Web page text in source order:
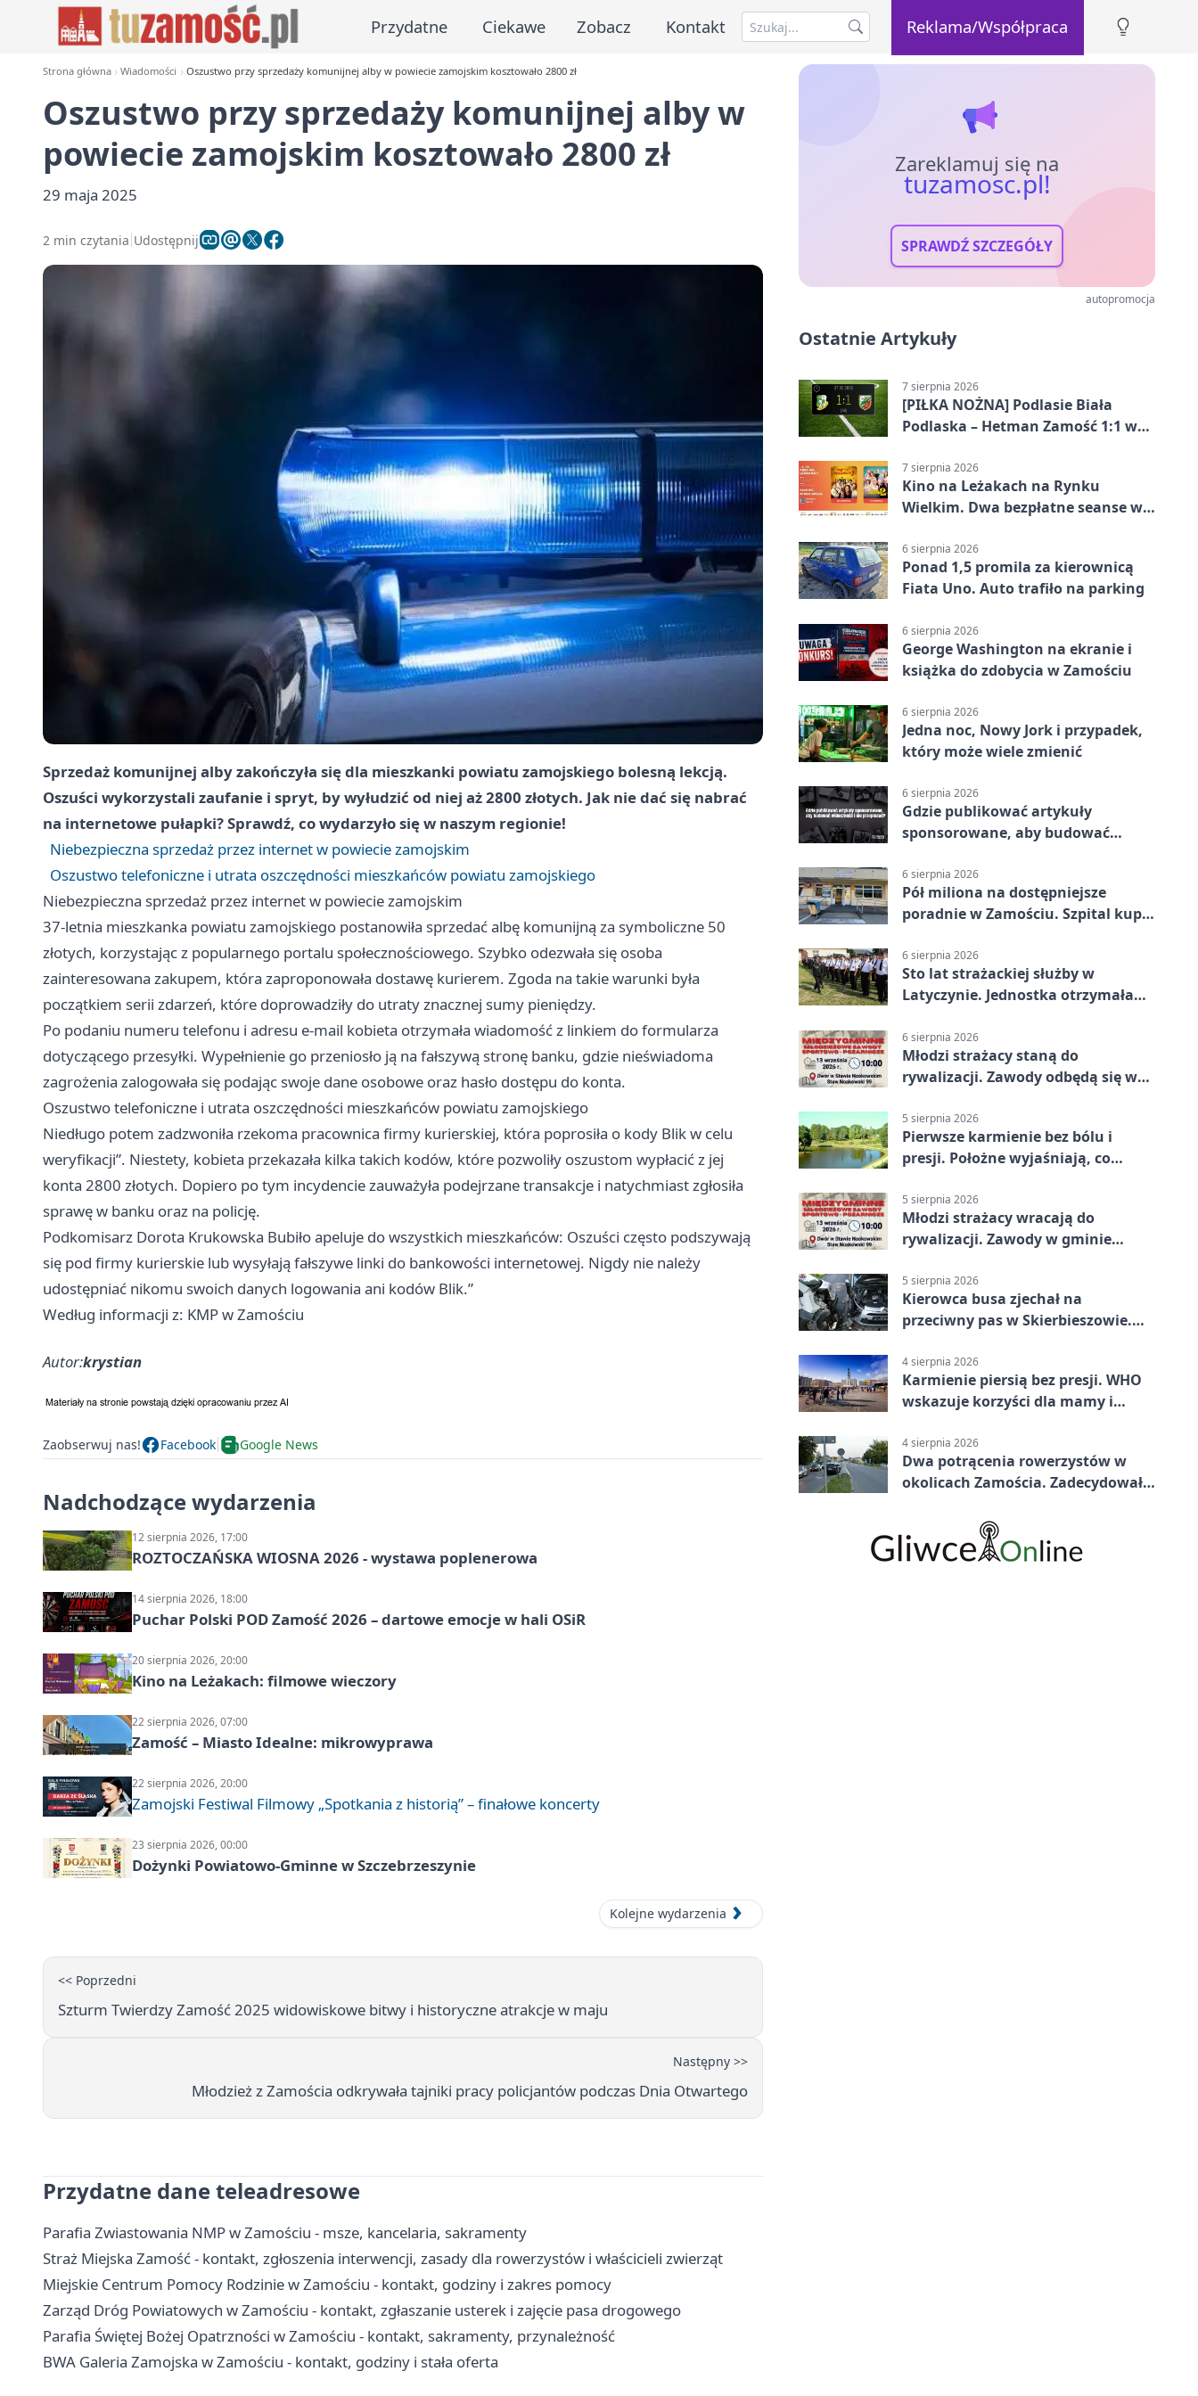
Przydatne Ciekawe Zobacz Kontakt Reklama/Współpraca
Strona główna Wiadomości Oszustwo przy sprzedaży komunijnej alby w powiecie zamojskim kosztowało 2800 zł
Oszustwo przy sprzedaży komunijnej alby w
powiecie zamojskim kosztowało 2800 zł
29 maja 2025
2 min czytania Udostępnij
Sprzedaż komunijnej alby zakończyła się dla mieszkanki powiatu zamojskiego bolesną lekcją.
Oszuści wykorzystali zaufanie i spryt, by wyłudzić od niej aż 2800 złotych. Jak nie dać się nabrać
na internetowe pułapki? Sprawdź, co wydarzyło się w naszym regionie!
Niebezpieczna sprzedaż przez internet w powiecie zamojskim
Oszustwo telefoniczne i utrata oszczędności mieszkańców powiatu zamojskiego
Niebezpieczna sprzedaż przez internet w powiecie zamojskim
37-letnia mieszkanka powiatu zamojskiego postanowiła sprzedać albę komunijną za symboliczne 50
złotych, korzystając z popularnego portalu społecznościowego. Szybko odezwała się osoba
zainteresowana zakupem, która zaproponowała dostawę kurierem. Zgoda na takie warunki była
początkiem serii zdarzeń, które doprowadziły do utraty znacznej sumy pieniędzy.
Po podaniu numeru telefonu i adresu e-mail kobieta otrzymała wiadomość z linkiem do formularza
dotyczącego przesyłki. Wypełnienie go przeniosło ją na fałszywą stronę banku, gdzie nieświadoma
zagrożenia zalogowała się podając swoje dane osobowe oraz hasło dostępu do konta.
Oszustwo telefoniczne i utrata oszczędności mieszkańców powiatu zamojskiego
Niedługo potem zadzwoniła rzekoma pracownica firmy kurierskiej, która poprosiła o kody Blik w celu
weryfikacji”. Niestety, kobieta przekazała kilka takich kodów, które pozwoliły oszustom wypłacić z jej
konta 2800 złotych. Dopiero po tym incydencie zauważyła podejrzane transakcje i natychmiast zgłosiła
sprawę w banku oraz na policję.
Podkomisarz Dorota Krukowska Bubiło apeluje do wszystkich mieszkańców: Oszuści często podszywają
się pod firmy kurierskie lub wysyłają fałszywe linki do bankowości internetowej. Nigdy nie należy
udostępniać nikomu swoich danych logowania ani kodów Blik.”
Według informacji z: KMP w Zamościu
Autor:krystian
Zaobserwuj nas! Facebook Google News
Nadchodzące wydarzenia
12 sierpnia 2026, 17:00
ROZTOCZAŃSKA WIOSNA 2026 - wystawa poplenerowa
14 sierpnia 2026, 18:00
Puchar Polski POD Zamość 2026 – dartowe emocje w hali OSiR
20 sierpnia 2026, 20:00
Kino na Leżakach: filmowe wieczory
22 sierpnia 2026, 07:00
Zamość – Miasto Idealne: mikrowyprawa
22 sierpnia 2026, 20:00
Zamojski Festiwal Filmowy „Spotkania z historią” – finałowe koncerty
23 sierpnia 2026, 00:00
Dożynki Powiatowo-Gminne w Szczebrzeszynie
Kolejne wydarzenia
<< Poprzedni
Szturm Twierdzy Zamość 2025 widowiskowe bitwy i historyczne atrakcje w maju
Następny >>
Młodzież z Zamościa odkrywała tajniki pracy policjantów podczas Dnia Otwartego
Przydatne dane teleadresowe
Parafia Zwiastowania NMP w Zamościu - msze, kancelaria, sakramenty
Straż Miejska Zamość - kontakt, zgłoszenia interwencji, zasady dla rowerzystów i właścicieli zwierząt
Miejskie Centrum Pomocy Rodzinie w Zamościu - kontakt, godziny i zakres pomocy
Zarząd Dróg Powiatowych w Zamościu - kontakt, zgłaszanie usterek i zajęcie pasa drogowego
Parafia Świętej Bożej Opatrzności w Zamościu - kontakt, sakramenty, przynależność
BWA Galeria Zamojska w Zamościu - kontakt, godziny i stała oferta
Zareklamuj się na
tuzamosc.pl!
SPRAWDŹ SZCZEGÓŁY
autopromocja
Ostatnie Artykuły
7 sierpnia 2026
[PIŁKA NOŻNA] Podlasie Biała
Podlaska – Hetman Zamość 1:1 w
podział punktów po bezbramkowej
pierwszej połowie
7 sierpnia 2026
Kino na Leżakach na Rynku
Wielkim. Dwa bezpłatne seanse w
6 sierpnia 2026
Ponad 1,5 promila za kierownicą
Fiata Uno. Auto trafiło na parking
6 sierpnia 2026
George Washington na ekranie i
książka do zdobycia w Zamościu
6 sierpnia 2026
Jedna noc, Nowy Jork i przypadek,
który może wiele zmienić
6 sierpnia 2026
Gdzie publikować artykuły
sponsorowane, aby budować
6 sierpnia 2026
Pół miliona na dostępniejsze
poradnie w Zamościu. Szpital kupi
6 sierpnia 2026
Sto lat strażackiej służby w
Latyczynie. Jednostka otrzymała
6 sierpnia 2026
Młodzi strażacy staną do
rywalizacji. Zawody odbędą się w
5 sierpnia 2026
Pierwsze karmienie bez bólu i
presji. Położne wyjaśniają, co
5 sierpnia 2026
Młodzi strażacy wracają do
rywalizacji. Zawody w gminie
5 sierpnia 2026
Kierowca busa zjechał na
przeciwny pas w Skierbieszowie.
4 sierpnia 2026
Karmienie piersią bez presji. WHO
wskazuje korzyści dla mamy i
4 sierpnia 2026
Dwa potrącenia rowerzystów w
okolicach Zamościa. Zadecydowało